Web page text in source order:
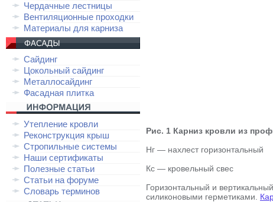
Чердачные лестницы
Вентиляционные проходки
Материалы для карниза
Сайдинг
Цокольный сайдинг
Металлосайдинг
Фасадная плитка
Утепление кровли
Реконструкция крыш
Стропильные системы
Наши сертификаты
Полезные статьи
Статьи на форуме
Словарь терминов
Рис. 1 Карниз кровли из
Нг — нахлест горизонтальный
Кс — кровельный свес
Горизонтальный и
силиконовыми герметиками.